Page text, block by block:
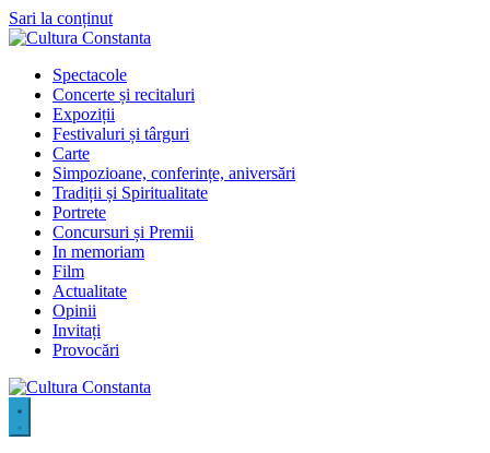
Sari la conținut
Spectacole
Concerte și recitaluri
Expoziții
Festivaluri și târguri
Carte
Simpozioane, conferințe, aniversări
Tradiții și Spiritualitate
Portrete
Concursuri și Premii
In memoriam
Film
Actualitate
Opinii
Invitați
Provocări